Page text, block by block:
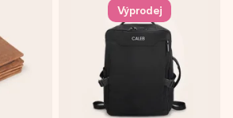
Výprodej